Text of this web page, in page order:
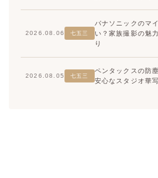
2026.08.06 七五三
パナソニックのマ
い？家族撮影の魅
り
2026.08.05 七五三
ペンタックスの防
安心なスタジオ華